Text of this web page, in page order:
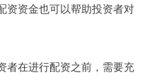
资资金也可以帮助投资者对
者在进行配资之前，需要充